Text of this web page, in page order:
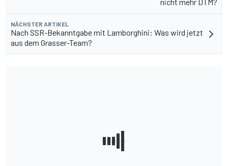
NÄCHSTER ARTIKEL
Nach SSR-Bekanntgabe mit Lamborghini: Was wird jetzt
aus dem Grasser-Team?